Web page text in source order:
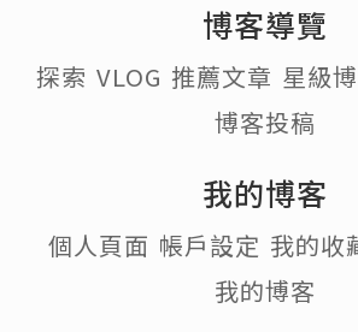
博客導覽
探索 VLOG 推薦文章 星級
博客投稿
我的博客
個人頁面 帳戶設定 我的收
我的博客